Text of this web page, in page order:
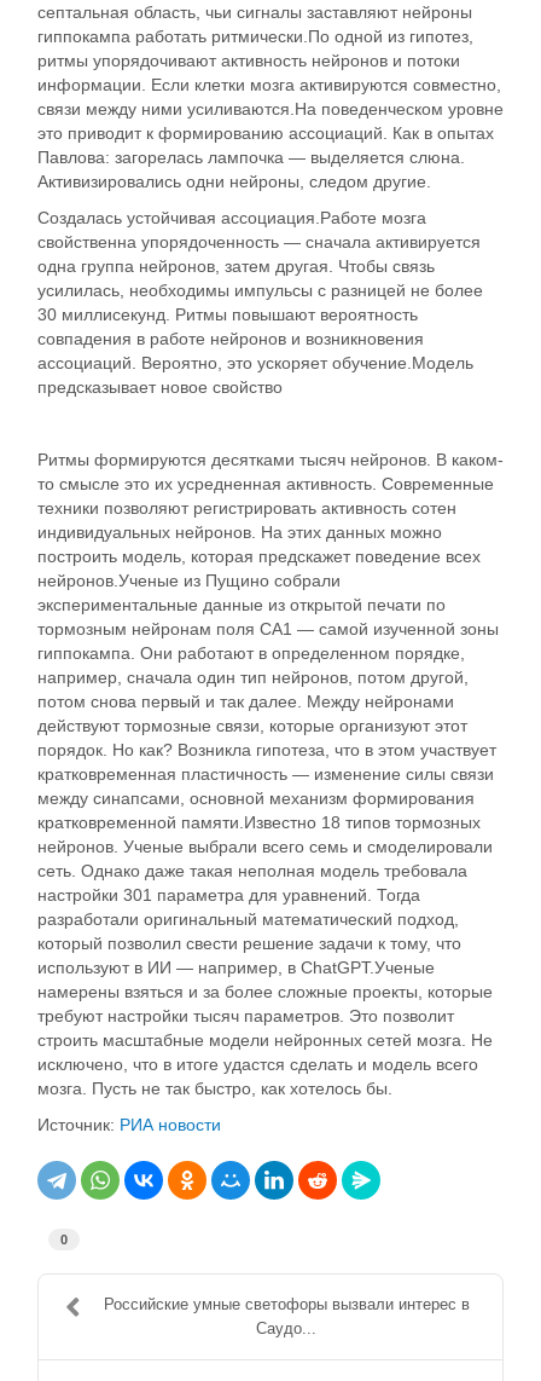
септальная область, чьи сигналы заставляют нейроны
гиппокампа работать ритмически.По одной из гипотез,
ритмы упорядочивают активность нейронов и потоки
информации. Если клетки мозга активируются совместно,
связи между ними усиливаются.На поведенческом уровне
это приводит к формированию ассоциаций. Как в опытах
Павлова: загорелась лампочка — выделяется слюна.
Активизировались одни нейроны, следом другие.
Создалась устойчивая ассоциация.Работе мозга
свойственна упорядоченность — сначала активируется
одна группа нейронов, затем другая. Чтобы связь
усилилась, необходимы импульсы с разницей не более
30 миллисекунд. Ритмы повышают вероятность
совпадения в работе нейронов и возникновения
ассоциаций. Вероятно, это ускоряет обучение.Модель
предсказывает новое свойство
Ритмы формируются десятками тысяч нейронов. В каком-
то смысле это их усредненная активность. Современные
техники позволяют регистрировать активность сотен
индивидуальных нейронов. На этих данных можно
построить модель, которая предскажет поведение всех
нейронов.Ученые из Пущино собрали
экспериментальные данные из открытой печати по
тормозным нейронам поля CA1 — самой изученной зоны
гиппокампа. Они работают в определенном порядке,
например, сначала один тип нейронов, потом другой,
потом снова первый и так далее. Между нейронами
действуют тормозные связи, которые организуют этот
порядок. Но как? Возникла гипотеза, что в этом участвует
кратковременная пластичность — изменение силы связи
между синапсами, основной механизм формирования
кратковременной памяти.Известно 18 типов тормозных
нейронов. Ученые выбрали всего семь и смоделировали
сеть. Однако даже такая неполная модель требовала
настройки 301 параметра для уравнений. Тогда
разработали оригинальный математический подход,
который позволил свести решение задачи к тому, что
используют в ИИ — например, в ChatGPT.Ученые
намерены взяться и за более сложные проекты, которые
требуют настройки тысяч параметров. Это позволит
строить масштабные модели нейронных сетей мозга. Не
исключено, что в итоге удастся сделать и модель всего
мозга. Пусть не так быстро, как хотелось бы.
Источник: РИА новости
0
Российские умные светофоры вызвали интерес в
Саудо...